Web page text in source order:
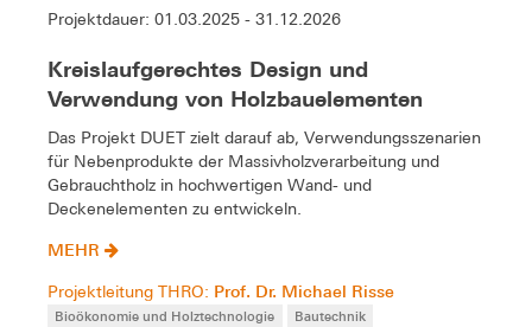
Projektdauer: 01.03.2025 - 31.12.2026
Kreislaufgerechtes Design und
Verwendung von Holzbauelementen
Das Projekt DUET zielt darauf ab, Verwendungsszenarien
für Nebenprodukte der Massivholzverarbeitung und
Gebrauchtholz in hochwertigen Wand- und
Deckenelementen zu entwickeln.
MEHR
Projektleitung THRO: Prof. Dr. Michael Risse
Bioökonomie und Holztechnologie
Bautechnik